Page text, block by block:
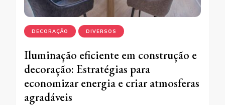
DECORAÇÃO DIVERSOS
Iluminação eficiente em construção e
decoração: Estratégias para
economizar energia e criar atmosferas
agradáveis